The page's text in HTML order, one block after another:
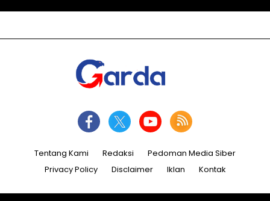
Tentang Kami Redaksi
Pedoman Media Siber
Privacy Policy
Disclaimer Iklan Kontak